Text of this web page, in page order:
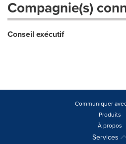
Compagnie(s)
Conseil exécutif
Communiquer
Produits
À propos
Services